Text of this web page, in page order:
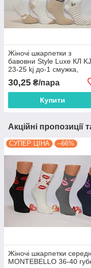
Жіночі шкарпетки з
бавовни Style Luxe КЛ KJ
23-25 kj до-1 смужка,
30,25 ₴/пара
Купити
Акційні пропозиції
СУПЕР ЦІНА –66%
Жіночі шкарпетки
MONTEBELLO 36-40